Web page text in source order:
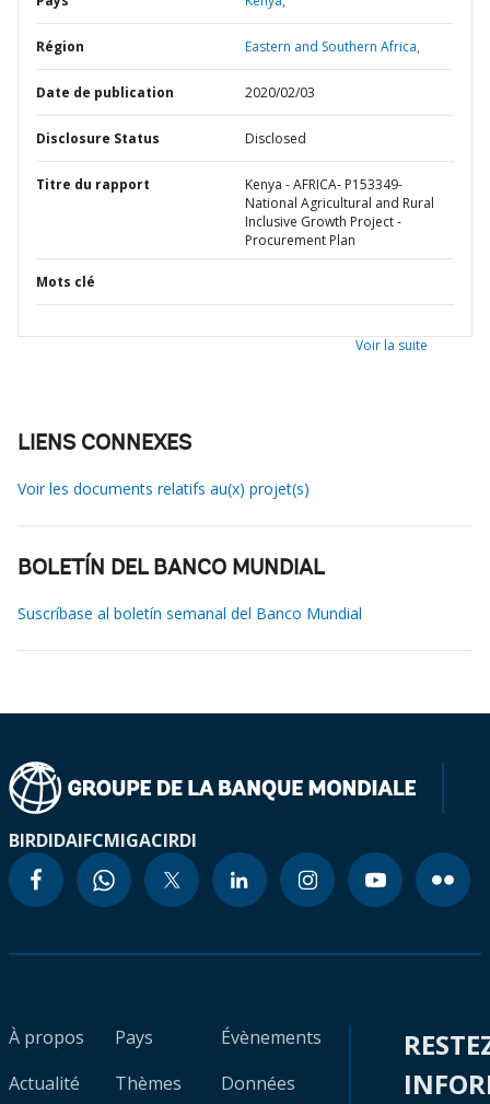
Région Eastern and Southern Africa,
Date de publication 2020/02/03
Disclosure Status Disclosed
Titre du rapport
Kenya - AFRICA- P153349-
National Agricultural and Rural
Inclusive Growth Project -
Procurement Plan
Mots clé
Voir la suite
LIENS CONNEXES
Voir les documents relatifs au(x) projet(s)
BOLETÍN DEL BANCO MUNDIAL
Suscríbase al boletín semanal del Banco Mundial
BIRDIDAIFCMIGACIRDI
À propos
Actualité
Pays
Thèmes
Évènements
Données